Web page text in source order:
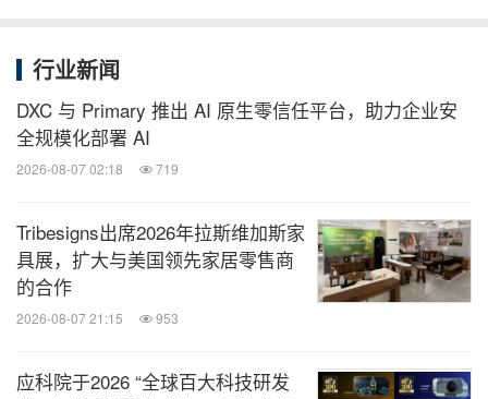
行业新闻
DXC 与 Primary 推出 AI 原生零信任平台，助力企业安
全规模化部署 AI
2026-08-07 02:18 719
Tribesigns出席2026年拉斯维加斯家
具展，扩大与美国领先家居零售商
的合作
2026-08-07 21:15 953
应科院于2026 “全球百大科技研发